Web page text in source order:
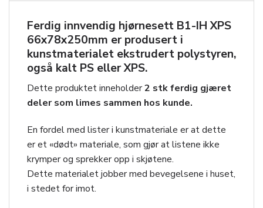
Ferdig innvendig hjørnesett B1-IH XPS
66x78x250mm er produsert i
kunstmaterialet ekstrudert polystyren,
også kalt PS eller XPS.
Dette produktet inneholder2 stk ferdig gjæret
deler som limes sammen hos kunde.
En fordel med lister i kunstmateriale er at dette
er et «dødt» materiale, som gjør at listene ikke
krymper og sprekker opp i skjøtene.
Dette materialet jobber med bevegelsene i huset,
i stedet for imot.